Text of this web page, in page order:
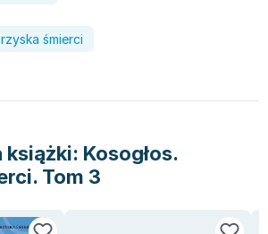
śmierci
książki: Kosogłos.
Tom 3